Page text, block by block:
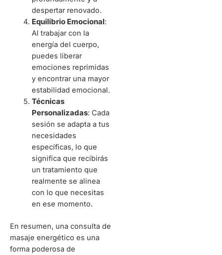
despertar renovado.
Equilibrio Emocional:
Al trabajar con la
energía del cuerpo,
puedes liberar
emociones reprimidas
y encontrar una mayor
estabilidad emocional.
Técnicas
Personalizadas: Cada
sesión se adapta a tus
necesidades
específicas, lo que
significa que recibirás
un tratamiento que
realmente se alinea
con lo que necesitas
en ese momento.
En resumen, una consulta de
masaje energético es una
forma poderosa de